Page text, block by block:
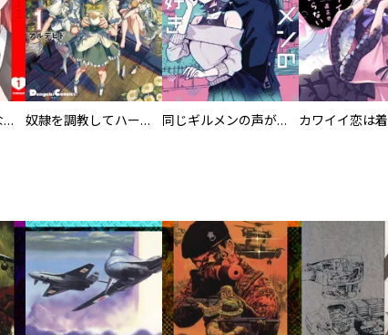
葬儀屋タケコ～あなたの最期、叶えます【電子単行本版】 奴隷を調教してハーレム作る 同じギルメンの声が好き